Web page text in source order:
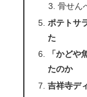
骨せん
ポテトサ
た
「かどや
たのか
吉祥寺デ